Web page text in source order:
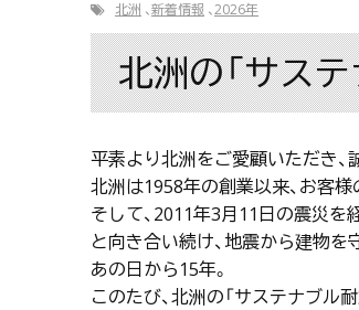
北洲 新着情報 2026年
北洲の「サス
平素より北洲をご愛顧いただき、
北洲は1958年の創業以来、お客
そして、2011年3月11日の震災を
と向き合い続け、地震から建物を
あの日から15年。
このたび、北洲の「サステナブル